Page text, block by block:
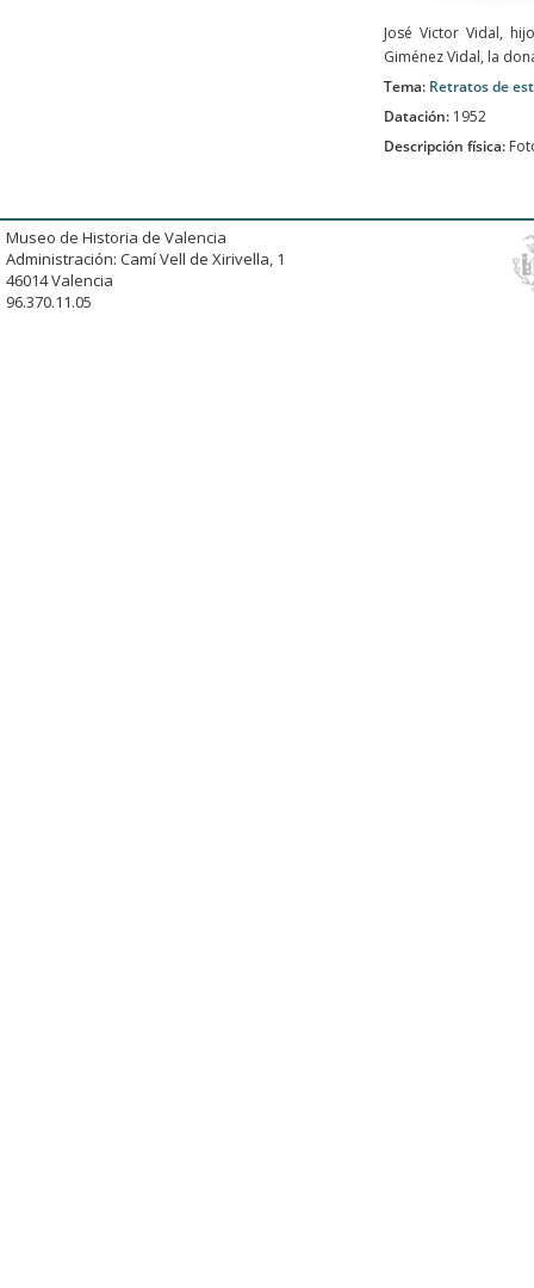
José Victor Vidal,
Giménez Vidal, la
Tema: Retratos de
Datación: 1952
Descripción física:
Museo de Historia de Valencia
Administración: Camí Vell de Xirivella, 1
46014 Valencia
96.370.11.05